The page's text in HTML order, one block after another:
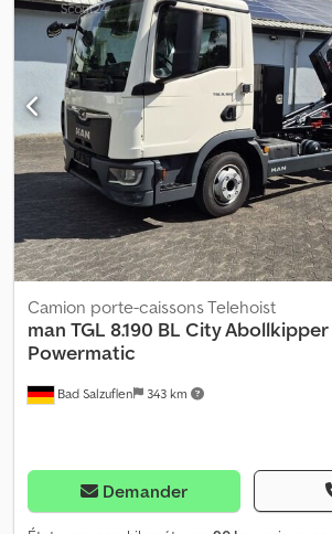
Bad Salzuflen 343 km
Camion porte-caissons Telehoist
man TGL 8.190 BL City Abollkipper
Powermatic
Demander